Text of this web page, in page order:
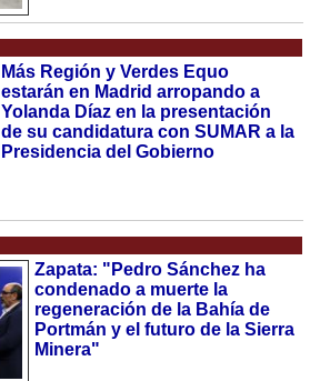
Más Región y Verdes Equo
estarán en Madrid arropando a
Yolanda Díaz en la presentación
de su candidatura con SUMAR a la
Presidencia del Gobierno
Zapata: "Pedro Sánchez ha
condenado a muerte la
regeneración de la Bahía de
Portmán y el futuro de la Sierra
Minera"